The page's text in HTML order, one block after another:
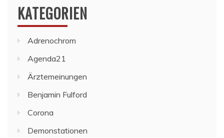
KATEGORIEN
Adrenochrom
Agenda21
Ärztemeinungen
Benjamin Fulford
Corona
Demonstationen